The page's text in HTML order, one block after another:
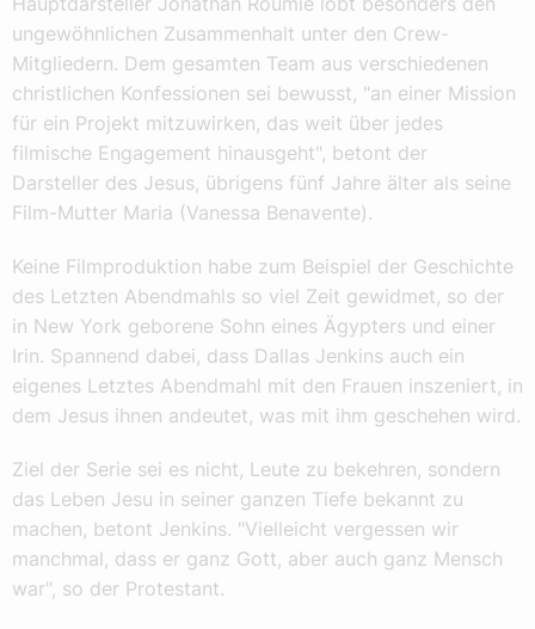
ungewöhnlichen Zusammenhalt unter den Crew-
Mitgliedern. Dem gesamten Team aus verschiedenen
christlichen Konfessionen sei bewusst, "an einer Mission
für ein Projekt mitzuwirken, das weit über jedes
filmische Engagement hinausgeht", betont der
Darsteller des Jesus, übrigens fünf Jahre älter als seine
Film-Mutter Maria (Vanessa Benavente).
Keine Filmproduktion habe zum Beispiel der Geschichte
des Letzten Abendmahls so viel Zeit gewidmet, so der
in New York geborene Sohn eines Ägypters und einer
Irin. Spannend dabei, dass Dallas Jenkins auch ein
eigenes Letztes Abendmahl mit den Frauen inszeniert, in
dem Jesus ihnen andeutet, was mit ihm geschehen wird.
Ziel der Serie sei es nicht, Leute zu bekehren, sondern
das Leben Jesu in seiner ganzen Tiefe bekannt zu
machen, betont Jenkins. "Vielleicht vergessen wir
manchmal, dass er ganz Gott, aber auch ganz Mensch
war", so der Protestant.